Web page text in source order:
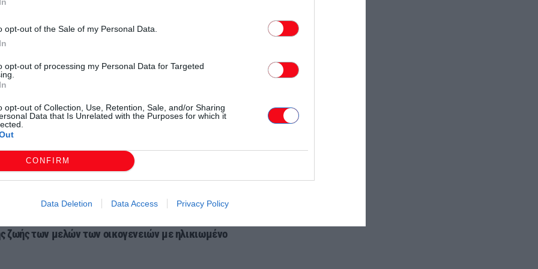
opt-out of the Sale of my Personal Data.
opt-out of processing my Personal Data for Targeted
opt-out of Collection, Use, Retention, Sale, and/or Sharing
Data that Is Unrelated with the Purposes for which it
CONFIRM
Data Deletion Data Access Privacy Policy
θα καλύψει τις ανάγκες 135 ατόμων που
φροντίδας αφορούν ηλικιωμένα άτομα, μη
δυσκολίες, άνοια κλπ.), των οποίων το
ή αντιμετωπίζει σοβαρά κοινωνικά και
να ανταποκριθεί στη φροντίδα που έχει
στο φυσικό και κοινωνικό περιβάλλον,
ζωής των μελών των οικογενειών με ηλικιωμένο